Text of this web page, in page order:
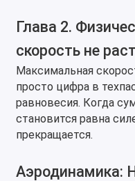
Глава 2.
скорость не
Максимальная
просто цифра в
равновесия. Когда
становится равна
прекращается.
Аэродинамика: